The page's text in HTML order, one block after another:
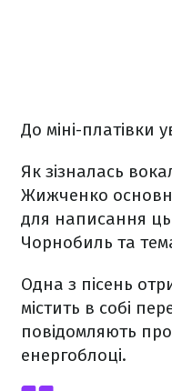
До міні-платівки
Як зізналась
Жижченко
для написання
Чорнобиль та
Одна з пісень
містить в собі
повідомляють
енергоблоці.